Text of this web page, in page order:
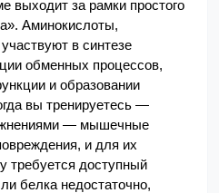
выходит за рамки простого
Аминокислоты,
в синтезе
обменных процессов,
и образовании
вы тренируетесь —
— мышечные
и для их
требуется доступный
белка недостаточно,